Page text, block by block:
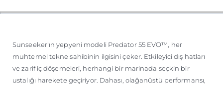
TEKNENIZIN PIYASA DEĞERINI
Sunseeker'ın yepyeni modeli Predator 55 EVO™, her
muhtemel tekne sahibinin ilgisini çeker. Etkileyici dış hatları
ve zarif iç döşemeleri, herhangi bir marinada seçkin bir
ustalığı harekete geçiriyor. Dahası, olağanüstü performansı,